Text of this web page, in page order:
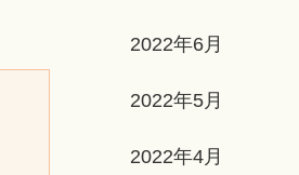
2022年6月
2022年5月
2022年4月